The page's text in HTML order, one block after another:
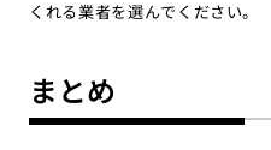
くれる業者を選んでください。
まとめ